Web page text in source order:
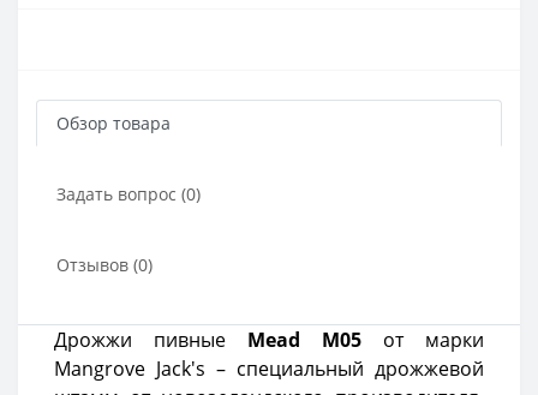
Обзор товара
Задать вопрос (0)
Отзывов (0)
Дрожжи пивные Mead M05 от марки
Mangrove Jack's – специальный дрожжевой